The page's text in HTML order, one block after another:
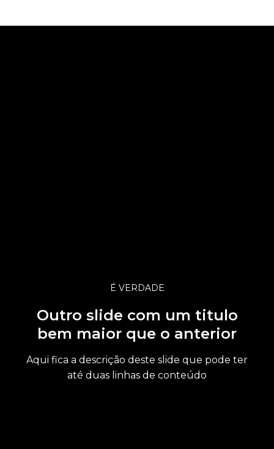
É VERDADE
Outro slide com um titulo
bem maior que o anterior
Aqui fica a descrição deste slide que pode ter
até duas linhas de conteúdo